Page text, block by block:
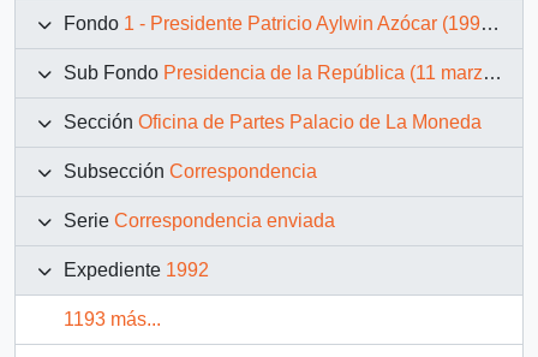
Fondo 1 - Presidente Patricio Aylwin Azócar (1990-1994)
Sub Fondo Presidencia de la República (11 marzo 1990 – 11 marzo 1994)
Sección Oficina de Partes Palacio de La Moneda
Subsección Correspondencia
Serie Correspondencia enviada
Expediente 1992
1193 más...